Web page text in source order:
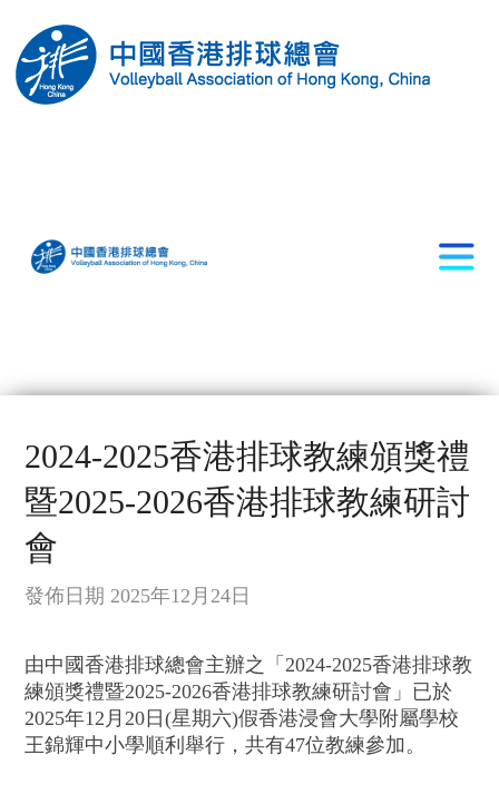
2024-2025香港排球教練頒獎禮
暨2025-2026香港排球教練研討
會
發佈日期 2025年12月24日
由中國香港排球總會主辦之「2024-2025香港排球教
練頒獎禮暨2025-2026香港排球教練研討會」已於
2025年12月20日(星期六)假香港浸會大學附屬學校
王錦輝中小學順利舉行，共有47位教練參加。